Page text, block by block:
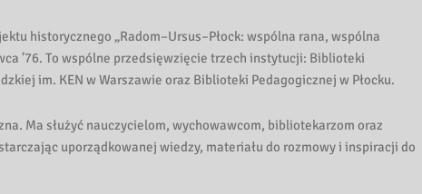
historycznego „Radom–Ursus–Płock: wspólna rana, wspólna
’76. To wspólne przedsięwzięcie trzech instytucji: Biblioteki
im. KEN w Warszawie oraz Biblioteki Pedagogicznej w Płocku.
Ma służyć nauczycielom, wychowawcom, bibliotekarzom oraz
uporządkowanej wiedzy, materiału do rozmowy i inspiracji do